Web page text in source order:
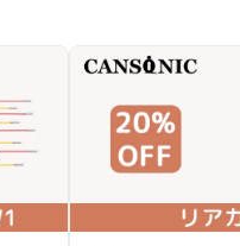
転する2つのレ
車内と車外の全